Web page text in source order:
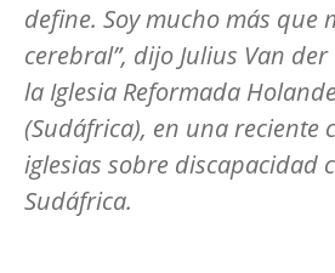
define. Soy mucho más que
cerebral”, dijo Julius Van
la Iglesia Reformada
(Sudáfrica), en una reciente
iglesias sobre discapacidad
Sudáfrica.